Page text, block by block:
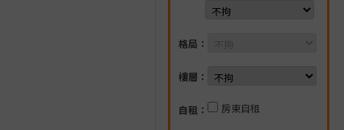
格局：
樓層：
自租： 房東自租